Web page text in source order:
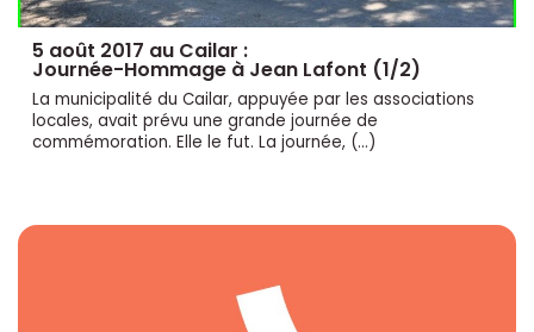
5 août 2017 au Cailar :
Journée-Hommage à Jean Lafont (1/2)
La municipalité du Cailar, appuyée par les associations
locales, avait prévu une grande journée de
commémoration. Elle le fut. La journée, (…)